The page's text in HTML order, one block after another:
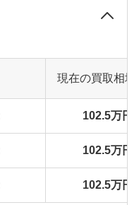
現在の買取相
102.5万円
102.5万円
102.5万円